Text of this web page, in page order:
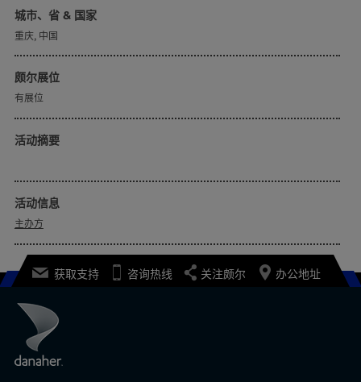
城市、省 & 国家
重庆, 中国
颇尔展位
有展位
活动摘要
活动信息
主办方
获取支持 咨询热线 关注颇尔 办公地址
及您直接向我们提供的部分数据（比如，您的联系方式）
来改善您使用我们网站的体验，根据您针对这些网站及其
他网站的交互为您提供个性化的广告和内容，让您可以在